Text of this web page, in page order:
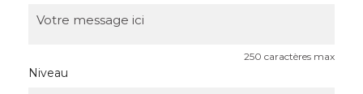
250 caractères max
Niveau